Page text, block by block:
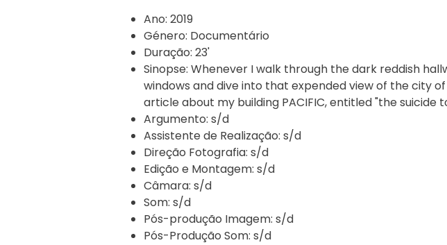
Ano: 2019
Género: Documentário
Duração: 23'
Sinopse: Whenever I walk through the dark reddish
windows and dive into that expended view of the city
article about my building PACIFIC, entitled "the suicide
Argumento: s/d
Assistente de Realização: s/d
Direção Fotografia: s/d
Edição e Montagem: s/d
Câmara: s/d
Som: s/d
Pós-produção Imagem: s/d
Pós-Produção Som: s/d